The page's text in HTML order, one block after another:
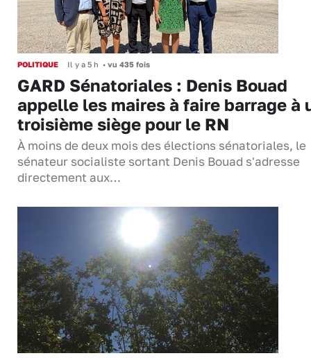
POLITIQUE Il y a 5 h • vu 435 fois
GARD Sénatoriales : Denis Bouad
appelle les maires à faire barrage à
troisième siège pour le RN
À moins de deux mois des élections sénatoriales, le
sénateur socialiste sortant Denis Bouad s'adresse
directement aux…